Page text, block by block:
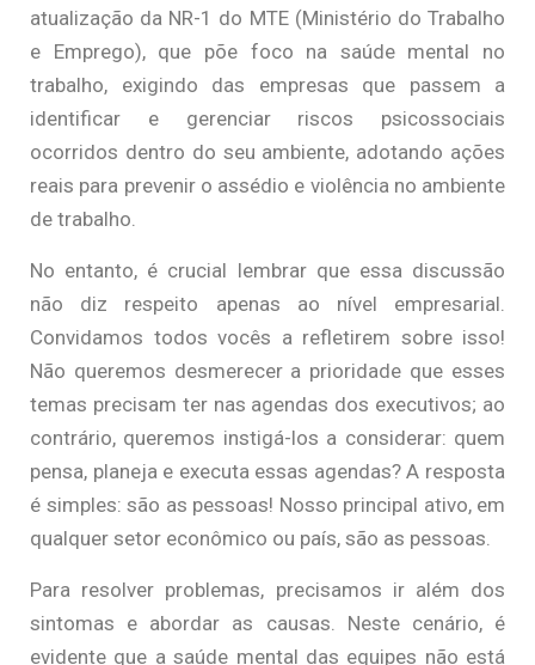
atualização da NR-1 do MTE (Ministério do Trabalho
e Emprego), que põe foco na saúde mental no
trabalho, exigindo das empresas que passem a
identificar e gerenciar riscos psicossociais
ocorridos dentro do seu ambiente, adotando ações
reais para prevenir o assédio e violência no ambiente
de trabalho.
No entanto, é crucial lembrar que essa discussão
não diz respeito apenas ao nível empresarial.
Convidamos todos vocês a refletirem sobre isso!
Não queremos desmerecer a prioridade que esses
temas precisam ter nas agendas dos executivos; ao
contrário, queremos instigá-los a considerar: quem
pensa, planeja e executa essas agendas? A resposta
é simples: são as pessoas! Nosso principal ativo, em
qualquer setor econômico ou país, são as pessoas.
Para resolver problemas, precisamos ir além dos
sintomas e abordar as causas. Neste cenário, é
evidente que a saúde mental das equipes não está